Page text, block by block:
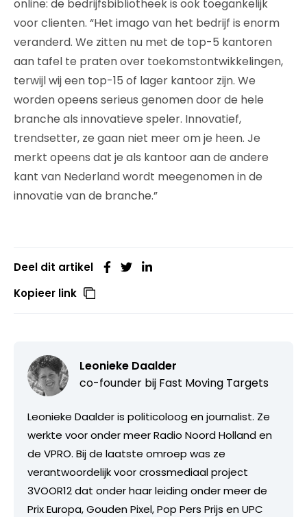
online: de bedrijfsbibliotheek is ook toegankelijk
voor clienten. “Het imago van het bedrijf is enorm
veranderd. We zitten nu met de top-5 kantoren
aan tafel te praten over toekomstontwikkelingen,
terwijl wij een top-15 of lager kantoor zijn. We
worden opeens serieus genomen door de hele
branche als innovatieve speler. Innovatief,
trendsetter, ze gaan niet meer om je heen. Je
merkt opeens dat je als kantoor aan de andere
kant van Nederland wordt meegenomen in de
innovatie van de branche.”
Deel dit artikel
Kopieer link
Leonieke Daalder
co-founder bij Fast Moving Targets
Leonieke Daalder is politicoloog en journalist. Ze
werkte voor onder meer Radio Noord Holland en
de VPRO. Bij de laatste omroep was ze
verantwoordelijk voor crossmediaal project
3VOOR12 dat onder haar leiding onder meer de
Prix Europa, Gouden Pixel, Pop Pers Prijs en UPC